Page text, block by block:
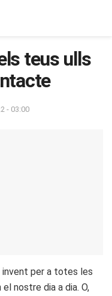
teus ulls
- 03:00
per a totes les
nostre dia a dia. O,